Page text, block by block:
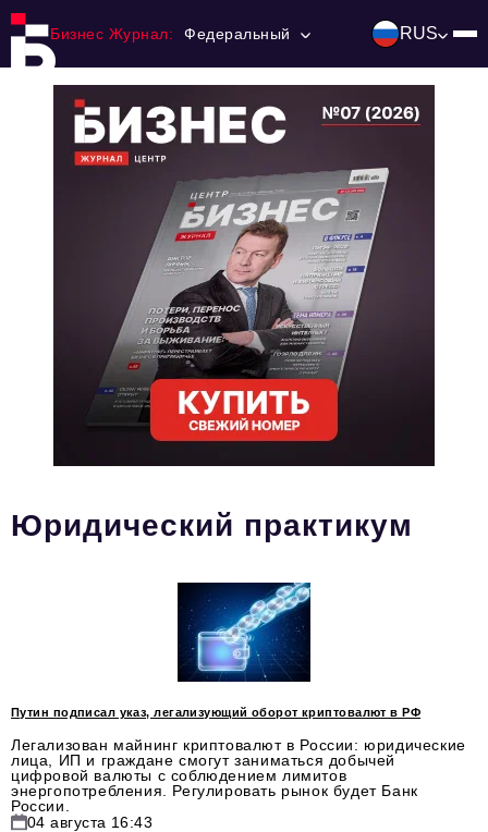
Бизнес Журнал: Федеральный RUS
Ниши и рынки
Технологии и тренды
Тема номера
Юридический практикум
Импортозамещение
ОПК
Юридический практикум
Путин подписал указ, легализующий оборот криптовалют в РФ
Легализован майнинг криптовалют в России: юридические
лица, ИП и граждане смогут заниматься добычей
цифровой валюты с соблюдением лимитов
энергопотребления. Регулировать рынок будет Банк
России.
04 августа 16:43